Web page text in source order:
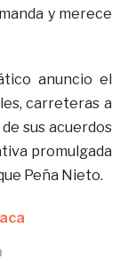
y merece
anuncio el
carreteras a
sus acuerdos
promulgada
Peña Nieto.